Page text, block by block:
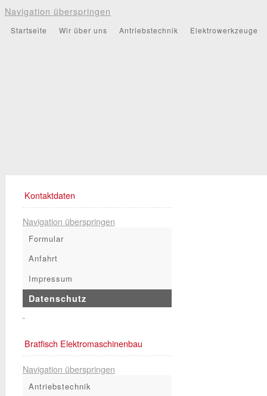
Navigation überspringen
Startseite Wir über uns Antriebstechnik Elektrowerkzeuge
Kontaktdaten
Navigation überspringen
Formular
Anfahrt
Impressum
Datenschutz
Bratfisch Elektromaschinenbau
Navigation überspringen
Antriebstechnik